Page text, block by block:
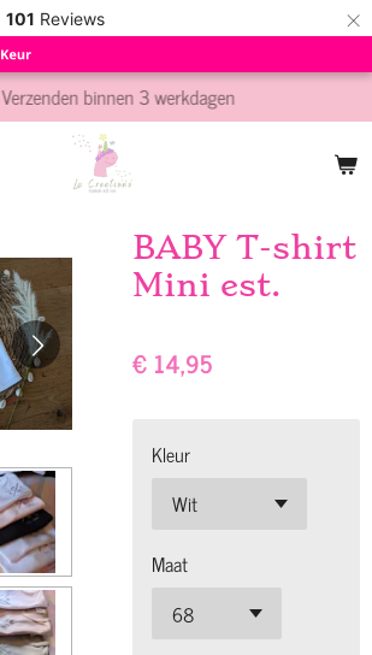
101 Reviews ×
Verzenden binnen 3 werkdagen
BABY T-shirt
Mini est.
€ 14,95
Kleur
Maat